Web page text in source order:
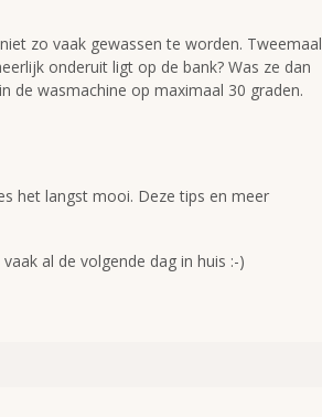
zo vaak gewassen te worden. Tweemaal
onderuit ligt op de bank? Was ze dan
de wasmachine op maximaal 30 graden.
het langst mooi. Deze tips en meer
al de volgende dag in huis :-)